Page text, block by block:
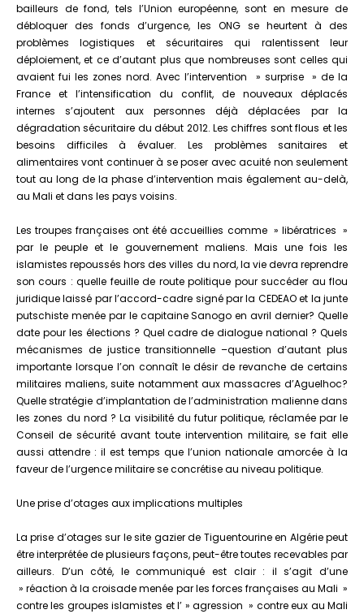
bailleurs de fond, tels l’Union européenne, sont en mesure de
débloquer des fonds d’urgence, les ONG se heurtent à des
problèmes logistiques et sécuritaires qui ralentissent leur
déploiement, et ce d’autant plus que nombreuses sont celles qui
avaient fui les zones nord. Avec l’intervention » surprise » de la
France et l’intensification du conflit, de nouveaux déplacés
internes s’ajoutent aux personnes déjà déplacées par la
dégradation sécuritaire du début 2012. Les chiffres sont flous et les
besoins difficiles à évaluer. Les problèmes sanitaires et
alimentaires vont continuer à se poser avec acuité non seulement
tout au long de la phase d’intervention mais également au-delà,
au Mali et dans les pays voisins.
Les troupes françaises ont été accueillies comme » libératrices »
par le peuple et le gouvernement maliens. Mais une fois les
islamistes repoussés hors des villes du nord, la vie devra reprendre
son cours : quelle feuille de route politique pour succéder au flou
juridique laissé par l’accord-cadre signé par la CEDEAO et la junte
putschiste menée par le capitaine Sanogo en avril dernier? Quelle
date pour les élections ? Quel cadre de dialogue national ? Quels
mécanismes de justice transitionnelle –question d’autant plus
importante lorsque l’on connaît le désir de revanche de certains
militaires maliens, suite notamment aux massacres d’Aguelhoc?
Quelle stratégie d’implantation de l’administration malienne dans
les zones du nord ? La visibilité du futur politique, réclamée par le
Conseil de sécurité avant toute intervention militaire, se fait elle
aussi attendre : il est temps que l’union nationale amorcée à la
faveur de l’urgence militaire se concrétise au niveau politique.
Une prise d’otages aux implications multiples
La prise d’otages sur le site gazier de Tiguentourine en Algérie peut
être interprétée de plusieurs façons, peut-être toutes recevables par
ailleurs. D’un côté, le communiqué est clair : il s’agit d’une
» réaction à la croisade menée par les forces françaises au Mali »
contre les groupes islamistes et l’ » agression » contre eux au Mali